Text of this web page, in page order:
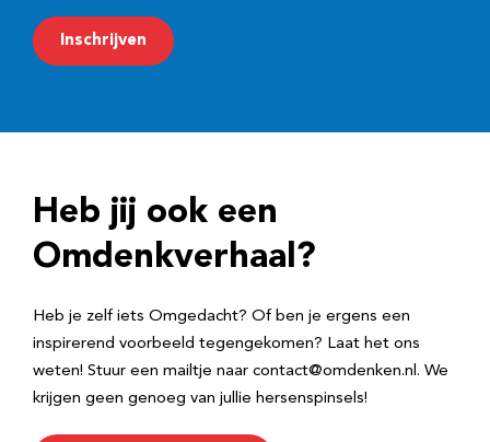
m
a
r
e
Inschrijven
Heb jij ook een
Omdenkverhaal?
Heb je zelf iets Omgedacht? Of ben je ergens een
inspirerend voorbeeld tegengekomen? Laat het ons
weten! Stuur een mailtje naar contact@omdenken.nl. We
krijgen geen genoeg van jullie hersenspinsels!